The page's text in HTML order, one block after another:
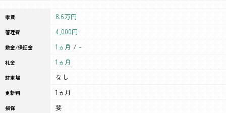
家賃 8.6万円
管理費 4,000円
敷金/保証金 1ヵ月 / -
礼金 1ヵ月
駐車場 なし
更新料 1ヵ月
損保 要